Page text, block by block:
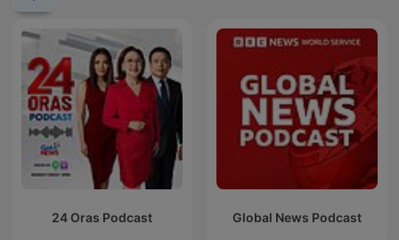
24 Oras Podcast Global News Podcast